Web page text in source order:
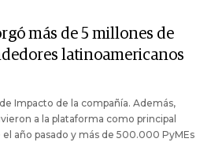
más de 5 millones de
latinoamericanos
Impacto de la compañía. Además,
a la plataforma como principal
año pasado y más de 500.000 PyMEs